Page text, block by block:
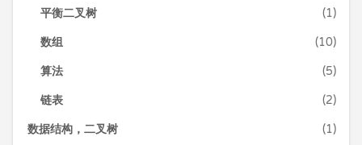
平衡二叉树 (1)
数组 (10)
算法 (5)
链表 (2)
数据结构，二叉树 (1)